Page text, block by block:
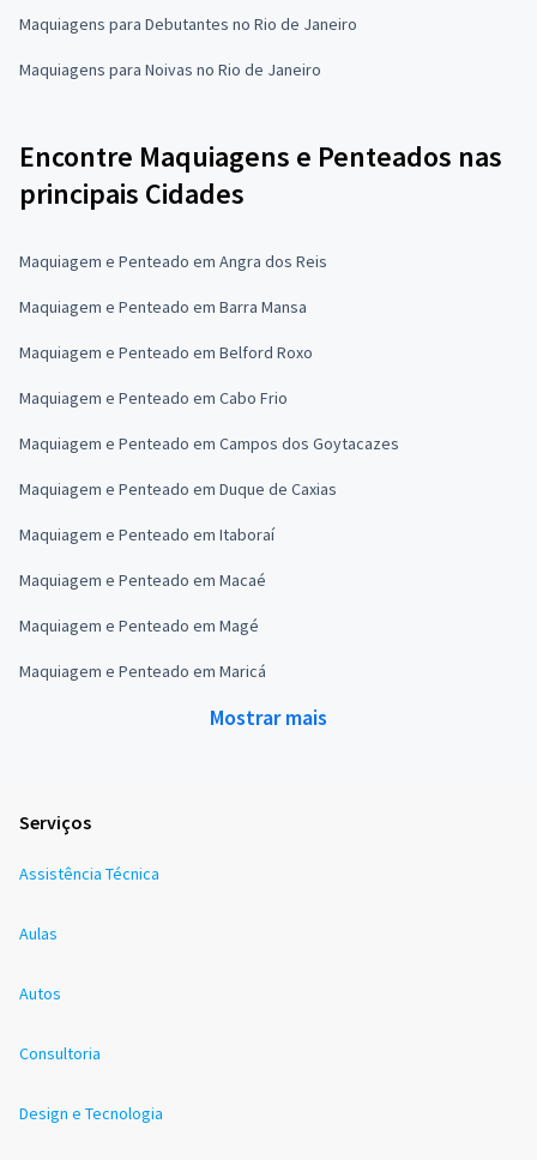
Maquiagens para Debutantes no Rio de Janeiro
Maquiagens para Noivas no Rio de Janeiro
Encontre Maquiagens e Penteados nas
principais Cidades
Maquiagem e Penteado em Angra dos Reis
Maquiagem e Penteado em Barra Mansa
Maquiagem e Penteado em Belford Roxo
Maquiagem e Penteado em Cabo Frio
Maquiagem e Penteado em Campos dos Goytacazes
Maquiagem e Penteado em Duque de Caxias
Maquiagem e Penteado em Itaboraí
Maquiagem e Penteado em Macaé
Maquiagem e Penteado em Magé
Maquiagem e Penteado em Maricá
Mostrar mais
Serviços
Assistência Técnica
Aulas
Autos
Consultoria
Design e Tecnologia